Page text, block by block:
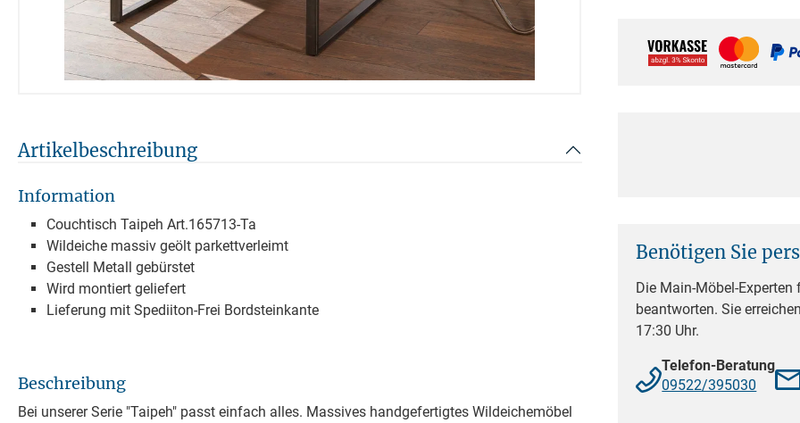
Artikelbeschreibung
Information
Couchtisch Taipeh Art.165713-Ta
Wildeiche massiv geölt parkettverleimt
Gestell Metall gebürstet
Wird montiert geliefert
Lieferung mit Spediiton-Frei Bordsteinkante
Beschreibung
Bei unserer Serie "Taipeh" passt einfach alles. Massives handgefertigtes Wildeichemöbel
Benötigen Sie
Die Main-Möbel-
beantworten. Sie
17:30 Uhr.
Telefon-Beratung
09522/395030